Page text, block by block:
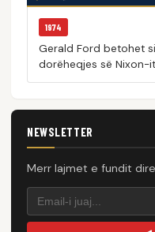
1974
Gerald Ford betohet
dorëheqjes së Nixon-
NEWSLETTER
Merr lajmet e fundit